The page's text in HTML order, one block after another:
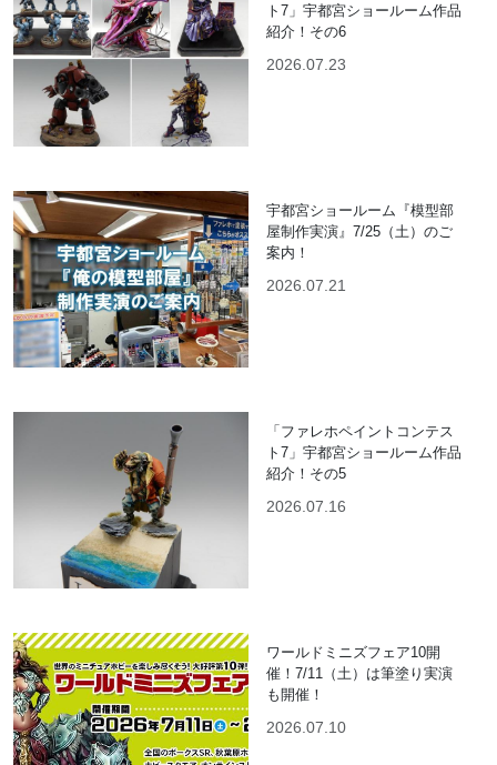
ト7」宇都宮ショールーム作品
紹介！その6
2026.07.23
宇都宮ショールーム『模型部
屋制作実演』7/25（土）のご
案内！
2026.07.21
「ファレホペイントコンテス
ト7」宇都宮ショールーム作品
紹介！その5
2026.07.16
ワールドミニズフェア10開
催！7/11（土）は筆塗り実演
も開催！
2026.07.10